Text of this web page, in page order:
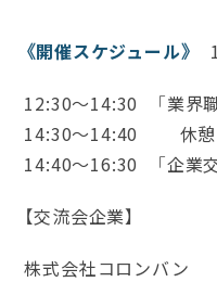
《開催スケジュール》
12:30～14:30 「業界
14:30～14:40
14:40～16:30 「企業交
【交流会企業】
株式会社コロンバン